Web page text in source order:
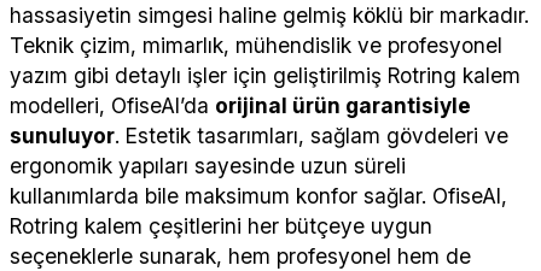
hassasiyetin simgesi haline gelmiş köklü bir markadır.
Teknik çizim, mimarlık, mühendislik ve profesyonel
yazım gibi detaylı işler için geliştirilmiş Rotring kalem
modelleri, OfiseAl’da orijinal ürün garantisiyle
sunuluyor. Estetik tasarımları, sağlam gövdeleri ve
ergonomik yapıları sayesinde uzun süreli
kullanımlarda bile maksimum konfor sağlar. OfiseAl,
Rotring kalem çeşitlerini her bütçeye uygun
seçeneklerle sunarak, hem profesyonel hem de